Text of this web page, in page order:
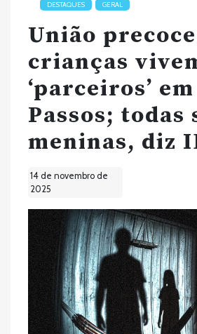
DESTAQUES GERAL
União
crianças
‘parceiros’ em
Passos; todas
meninas, diz
14 de novembro de
2025